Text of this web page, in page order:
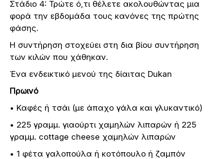
Στάδιο 4: Τρώτε ό,τι θέλετε ακολουθώντας μια
φορά την εβδομάδα τους κανόνες της πρώτης
φάσης.
Η συντήρηση στοχεύει στη δια βίου συντήρηση
των κιλών που χάθηκαν.
Ένα ενδεικτικό μενού της δίαιτας Dukan
Πρωινό
• Καφές ή τσάι (με άπαχο γάλα και γλυκαντικό)
• 225 γραμμ. γιαούρτι χαμηλών λιπαρών ή 225
γραμμ. cottage cheese χαμηλών λιπαρών
• 1 φέτα γαλοπούλα ή κοτόπουλο ή ζαμπόν